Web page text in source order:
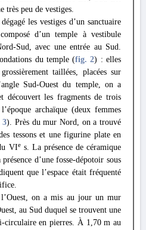
très peu de vestiges.
les vestiges d’un sanctuaire
d’un temple à vestibule
Sud, avec une entrée au Sud.
du temple (fig. 2) : elles
taillées, placées sur
Sud-Ouest du temple, on a
découvert les fragments de trois
archaïque (deux femmes
3). Près du mur Nord, on a trouvé
tessons et une figurine plate en
VIes. La présence de céramique
d’une fosse-dépotoir sous
que l’espace était fréquenté
on a mis au jour un mur
au Sud duquel se trouvent une
circulaire en pierres. À 1,70 m au